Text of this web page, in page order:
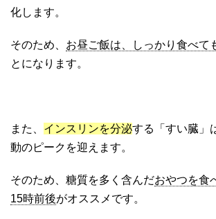
化します。
そのため、 お昼ご飯は、しっかり食べて
とになります。
また、 インスリンを分泌する「すい臓」
動のピークを迎えます。
そのため、糖質を多く含んだおやつを食
15時前後がオススメです。